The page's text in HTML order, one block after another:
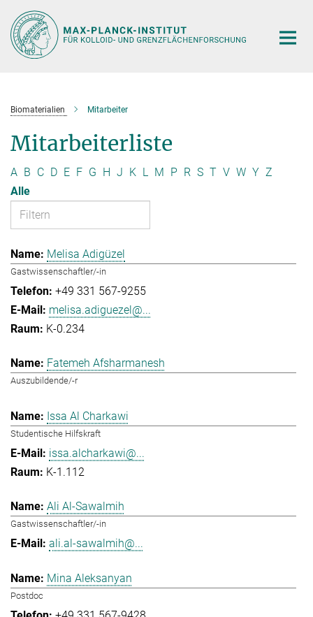
Hauptinhalt
Biomaterialien Mitarbeiter
Mitarbeiterliste
A B C D E F G H J K L M P R S T V W Y Z
Alle
Melisa Adigüzel
Gastwissenschaftler/-in
+49 331 567-9255
melisa.adiguezel@...
K-0.234
Fatemeh Afsharmanesh
Auszubildende/-r
Issa Al Charkawi
Studentische Hilfskraft
issa.alcharkawi@...
K-1.112
Ali Al-Sawalmih
Gastwissenschaftler/-in
ali.al-sawalmih@...
Mina Aleksanyan
Postdoc